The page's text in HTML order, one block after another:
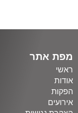
מפת אתר
ראשי
אודות
הפקות
אירועים